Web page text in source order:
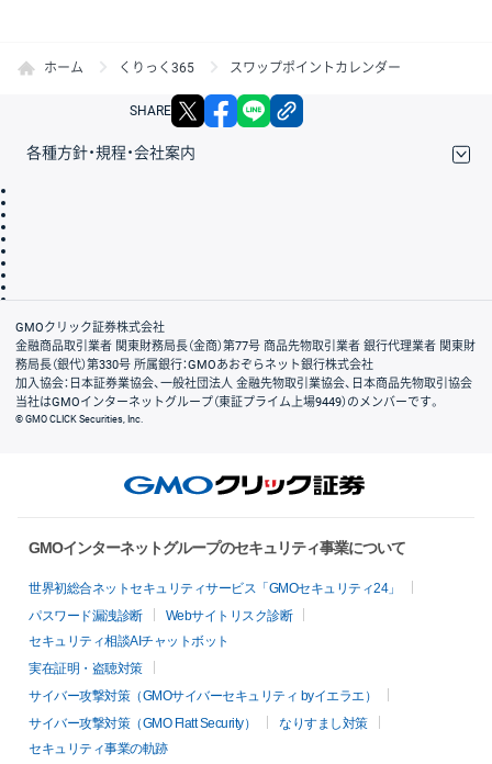
ホーム くりっく365 スワップポイントカレンダー
SHARE X facebook
各種方針・規程・会社案内
会社案内
GMOクリック証券株式会社
金融商品取引業者 関東財務局長（金商）第77号 商品先物取引業者 銀行代理業者 関東財
務局長（銀代）第330号 所属銀行：GMOあおぞらネット銀行株式会社
加入協会：日本証券業協会、一般社団法人 金融先物取引業協会、日本商品先物取引協会
当社はGMOインターネットグループ（東証プライム上場9449）のメンバーです。
© GMO CLICK Securities, Inc.
GMOインターネットグループのセキュリティ事業について
世界初総合ネットセキュリティサービス「GMOセキュリティ24」
パスワード漏洩診断
Webサイトリスク診断
セキュリティ相談AIチャットボット
実在証明・盗聴対策
サイバー攻撃対策（GMOサイバーセキュリティ byイエラエ）
サイバー攻撃対策（GMO Flatt Security）
なりすまし対策
セキュリティ事業の軌跡